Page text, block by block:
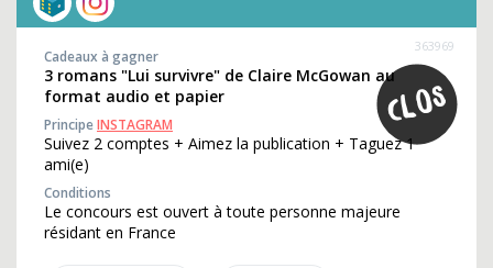
363969
Cadeaux à gagner
3 romans "Lui survivre" de Claire McGowan au
format audio et papier
PrincipeINSTAGRAM
Suivez 2 comptes + Aimez la publication + Taguez 1
ami(e)
Conditions
Le concours est ouvert à toute personne majeure
résidant en France